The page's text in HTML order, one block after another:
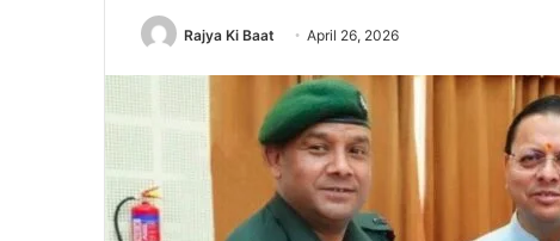
Rajya Ki Baat April 26, 2026